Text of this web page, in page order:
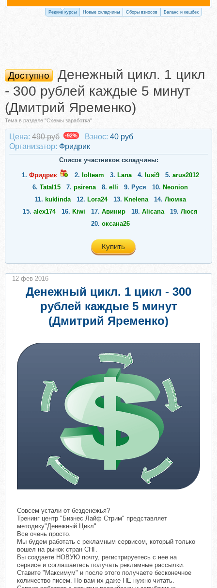
Редкие курсы Новые складчины Сборы взносов Баланс и кешбек
Доступно
Денежный цикл. 1 цикл
- 300 рублей каждые 5 минут
(Дмитрий Яременко)
Тема в разделе "Схемы заработка"
Цена: 490 руб -92% Взнос: 40 руб
Организатор: Фридрик
Список участников складчины:
1. Фридрик 2. lolteam 3. Lana 4. lusi9 5. arus2012
6. Tatal15 7. psirena 8. elli 9. Руся 10. Neonion
11. kuklinda 12. Lora24 13. Knelena 14. Люмка
15. alex174 16. Kiwi 17. Авинир 18. Alicana 19. Люся
20. оксана26
Купить
Денежный цикл. 1 цикл - 300
рублей каждые 5 минут
(Дмитрий Яременко)
Совсем устали от безденежья?
Тренинг центр "Бизнес Лайф Стрим" представляет
методику"Денежный Цикл"
Все очень просто.
Мы будем работать с рекламным сервисом, который только
вошел на рынок стран СНГ.
Вы создаете НОВУЮ почту, регистрируетесь с нее на
сервисе и соглашаетесь получать рекламные рассылки.
Ставите "Максимум" и после этого получаете бесконечное
количество писем. Но вам их даже НЕ нужно читать.
12 фев 2016